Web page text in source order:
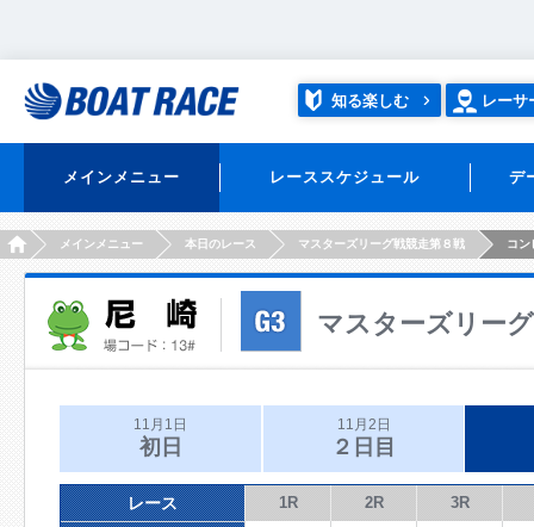
知る楽しむ レーサ
メインメニュー レーススケジュール デ
HOMEメインメニュー 本日のレース マスターズリーグ戦競走第８戦 コン
マスターズリー
11月1日
初日
11月2日
２日目
レース 1R 2R 3R